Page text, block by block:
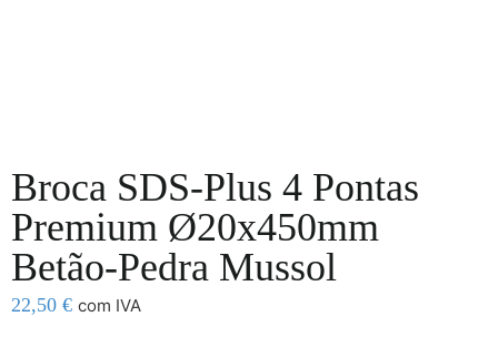
Broca SDS-Plus 4 Pontas
Premium Ø20x450mm
Betão-Pedra Mussol
22,50 € com IVA